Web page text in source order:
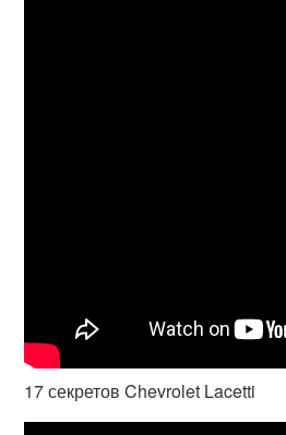
17 секретов Chevrolet Lacetti